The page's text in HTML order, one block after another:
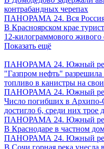
контрабандных черепах
ПАНОРАМА 24. Вся
В Красноярском крае
12-килограммового живого
Показать ещё
ПАНОРАМА 24. Южный
"Газпром нефть" разрешила
топливо в канистры на
ПАНОРАМА 24. Южный
Число погибших в
достигло 6, среди них трое
ПАНОРАМА 24. Южный
В Краснодаре в частном
ПАНОРАМА 24. Южный
В Сочи горная река унесла